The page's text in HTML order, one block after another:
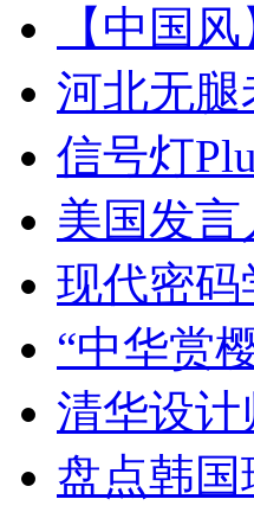
【中国
河北无腿
信号灯
美国发
现代密
“中华赏
清华设
盘点韩国